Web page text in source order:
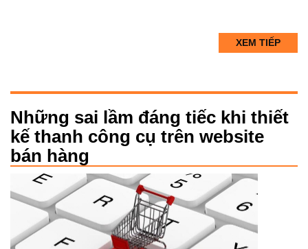
XEM TIẾP
Những sai lầm đáng tiếc khi thiết
kế thanh công cụ trên website
bán hàng